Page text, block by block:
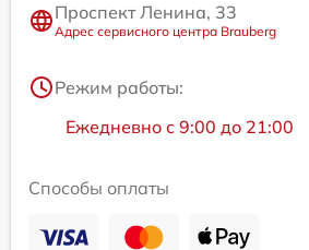
Проспект Ленина, 33
Адрес сервисного центра Brauberg
Режим работы:
Ежедневно с 9:00 до 21:00
Способы оплаты